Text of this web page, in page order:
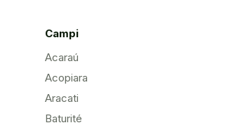
Campi
Acaraú
Acopiara
Aracati
Baturité